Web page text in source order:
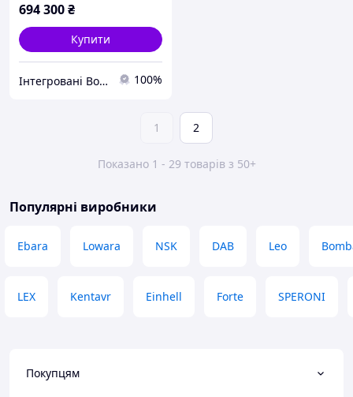
694 300₴
Купити
Інтегровані Водні Технології ТОВ 100%
1 2
Показано 1 - 29 товарів з 50+
Популярні виробники
Ebara Lowara NSK DAB Leo
LEX Kentavr Einhell Forte SPERONI
Покупцям